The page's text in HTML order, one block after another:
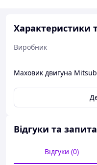
Характеристики
Виробник
Маховик двигуна
Відгуки та
Відгуки (0)